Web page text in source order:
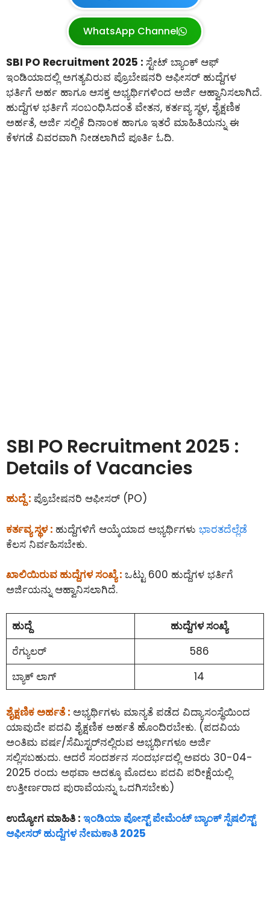
WhatsApp Channel
SBI PO Recruitment 2025 : ಸ್ಟೇಟ್ ಬ್ಯಾಂಕ್ ಆಫ್
ಇಂಡಿಯಾದಲ್ಲಿ ಅಗತ್ಯವಿರುವ ಪ್ರೊಬೇಷನರಿ ಆಫೀಸರ್ ಹುದ್ದೆಗಳ
ಭರ್ತಿಗೆ ಅರ್ಹ ಹಾಗೂ ಆಸಕ್ತ ಅಭ್ಯರ್ಥಿಗಳಿಂದ ಅರ್ಜಿ ಆಹ್ವಾನಿಸಲಾಗಿದೆ.
ಹುದ್ದೆಗಳ ಭರ್ತಿಗೆ ಸಂಬಂಧಿಸಿದಂತೆ ವೇತನ, ಕರ್ತವ್ಯ ಸ್ಥಳ, ಶೈಕ್ಷಣಿಕ
ಅರ್ಹತೆ, ಅರ್ಜಿ ಸಲ್ಲಿಕೆ ದಿನಾಂಕ ಹಾಗೂ ಇತರೆ ಮಾಹಿತಿಯನ್ನು ಈ
ಕೆಳಗಡೆ ವಿವರವಾಗಿ ನೀಡಲಾಗಿದೆ ಪೂರ್ತಿ ಓದಿ.
SBI PO Recruitment 2025 :
Details of Vacancies
ಹುದ್ದೆ : ಪ್ರೊಬೇಷನರಿ ಆಫೀಸರ್ (PO)
ಕರ್ತವ್ಯ ಸ್ಥಳ : ಹುದ್ದೆಗಳಿಗೆ ಆಯ್ಕೆಯಾದ ಅಭ್ಯರ್ಥಿಗಳು ಭಾರತದೆಲ್ಲೆಡೆ
ಕೆಲಸ ನಿರ್ವಹಿಸಬೇಕು.
ಖಾಲಿಯಿರುವ ಹುದ್ದೆಗಳ ಸಂಖ್ಯೆ : ಒಟ್ಟು 600 ಹುದ್ದೆಗಳ ಭರ್ತಿಗೆ
ಅರ್ಜಿಯನ್ನು ಆಹ್ವಾನಿಸಲಾಗಿದೆ.
ಹುದ್ದೆ
ಹುದ್ದೆಗಳ ಸಂಖ್ಯೆ
ರೆಗ್ಯುಲರ್
586
ಬ್ಯಾಕ್ ಲಾಗ್
14
ಶೈಕ್ಷಣಿಕ ಅರ್ಹತೆ : ಅಭ್ಯರ್ಥಿಗಳು ಮಾನ್ಯತೆ ಪಡೆದ ವಿದ್ಯಾಸಂಸ್ಥೆಯಿಂದ
ಯಾವುದೇ ಪದವಿ ಶೈಕ್ಷಣಿಕ ಅರ್ಹತೆ ಹೊಂದಿರಬೇಕು. (ಪದವಿಯ
ಅಂತಿಮ ವರ್ಷ/ಸೆಮಿಸ್ಟರ್‌ನಲ್ಲಿರುವ ಅಭ್ಯರ್ಥಿಗಳೂ ಅರ್ಜಿ
ಸಲ್ಲಿಸಬಹುದು. ಆದರೆ ಸಂದರ್ಶನ ಸಂದರ್ಭದಲ್ಲಿ ಅವರು 30-04-
2025 ರಂದು ಅಥವಾ ಅದಕ್ಕೂ ಮೊದಲು ಪದವಿ ಪರೀಕ್ಷೆಯಲ್ಲಿ
ಉತ್ತೀರ್ಣರಾದ ಪುರಾವೆಯನ್ನು ಒದಗಿಸಬೇಕು)
ಉದ್ಯೋಗ ಮಾಹಿತಿ : ಇಂಡಿಯಾ ಪೋಸ್ಟ್ ಪೇಮೆಂಟ್ ಬ್ಯಾಂಕ್ ಸ್ಪೆಷಲಿಸ್ಟ್
ಆಫೀಸರ್ ಹುದ್ದೆಗಳ ನೇಮಕಾತಿ 2025